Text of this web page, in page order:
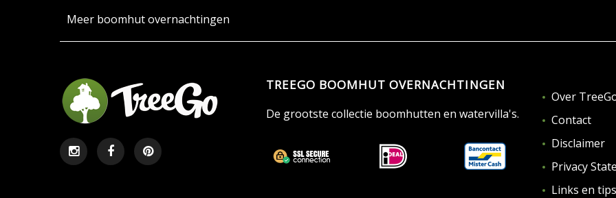
Meer boomhut overnachtingen
Over
Contact
Disclaimer
Privacy
Links en tips
TREEGO BOOMHUT OVERNACHTINGEN
De grootste collectie boomhutten en watervilla's.